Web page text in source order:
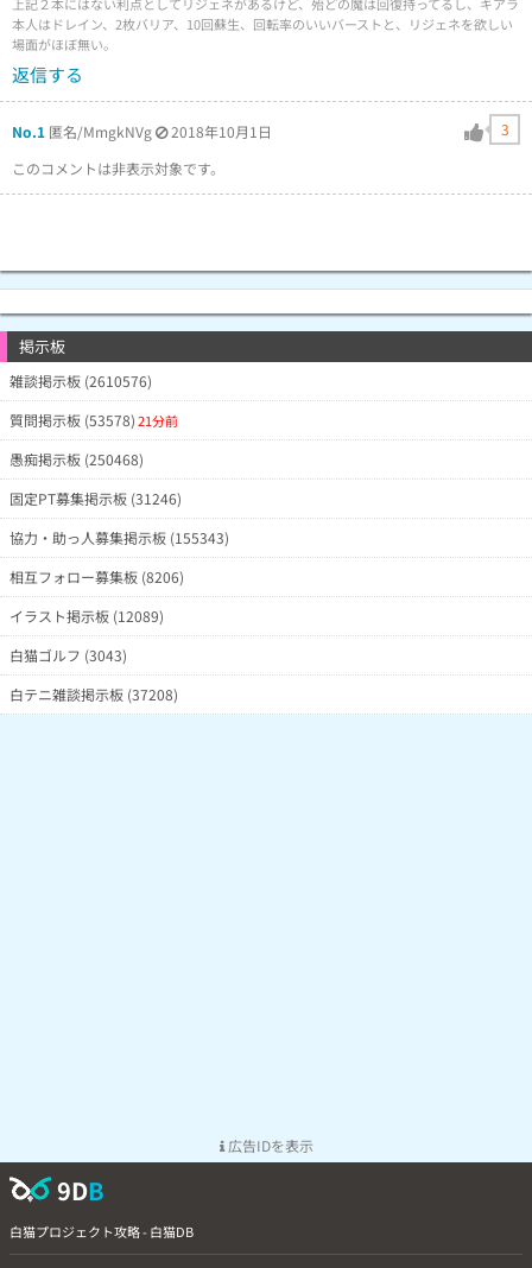
本人はドレイン、2枚バリア、10回蘇生、回転率のいいバーストと、リジェネを欲しい
場面がほぼ無い。
返信する
No.1 匿名/MmgkNVg 2018年10月1日
3
このコメントは非表示対象です。
掲示板
雑談掲示板 (2610576)
質問掲示板 (53578)21分前
愚痴掲示板 (250468)
固定PT募集掲示板 (31246)
協力・助っ人募集掲示板 (155343)
相互フォロー募集板 (8206)
イラスト掲示板 (12089)
白猫ゴルフ (3043)
白テニ雑談掲示板 (37208)
広告IDを表示
9DB
白猫プロジェクト攻略 - 白猫DB